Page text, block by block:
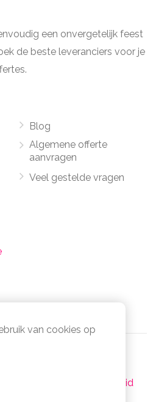
een onvergetelijk feest
de beste leveranciers voor je
Blog
Algemene offerte
aanvragen
Veel gestelde vragen
Rechten Voorbehouden -
Privacy- en cookiebeleid
om te zoeken
bespaar je tijd en moeite.
van cookies op